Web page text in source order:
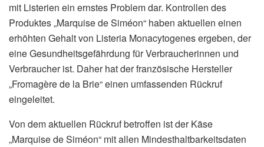
mit Listerien ein ernstes Problem dar. Kontrollen des
Produktes „Marquise de Siméon“ haben aktuellen einen
erhöhten Gehalt von Listeria Monacytogenes ergeben, der
eine Gesundheitsgefährdung für Verbraucherinnen und
Verbraucher ist. Daher hat der französische Hersteller
„Fromagère de la Brie“ einen umfassenden Rückruf
eingeleitet.
Von dem aktuellen Rückruf betroffen ist der Käse
„Marquise de Siméon“ mit allen Mindesthaltbarkeitsdaten